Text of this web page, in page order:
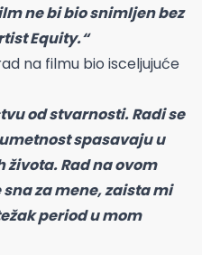
ne bi bio snimljen bez
Equity.“
na filmu bio isceljujuće
od stvarnosti. Radi se
spasavaju u
Rad na ovom
za mene, zaista mi
period u mom